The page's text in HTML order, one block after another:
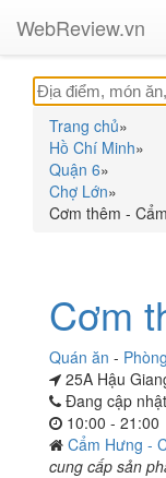
WebReview.vn
Trang chủ»
Hồ Chí Minh»
Quận 6»
Chợ Lớn»
Cơm thêm -
Cơm
Quán ăn -
25A Hậu
Đang cập nhật
10:00 - 21:00
Cẩm Hưng -
cung cấp sản